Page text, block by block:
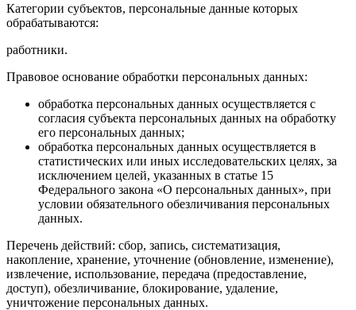
Категории субъектов, персональные данные которых
обрабатываются:
работники.
Правовое основание обработки персональных данных:
обработка персональных данных осуществляется с
согласия субъекта персональных данных на обработку
его персональных данных;
обработка персональных данных осуществляется в
статистических или иных исследовательских целях, за
исключением целей, указанных в статье 15
Федерального закона «О персональных данных», при
условии обязательного обезличивания персональных
данных.
Перечень действий: сбор, запись, систематизация,
накопление, хранение, уточнение (обновление, изменение),
извлечение, использование, передача (предоставление,
доступ), обезличивание, блокирование, удаление,
уничтожение персональных данных.